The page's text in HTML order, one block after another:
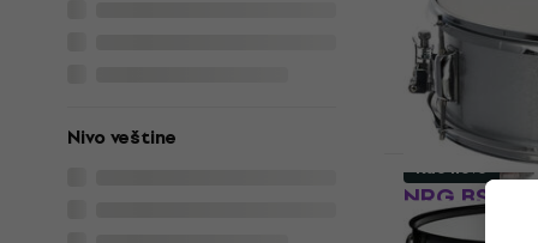
Nivo veštine
Мали бубањ
267,50 €sa
309 €
Na stanju u
NRG
бубањ (Kao
Kao novo